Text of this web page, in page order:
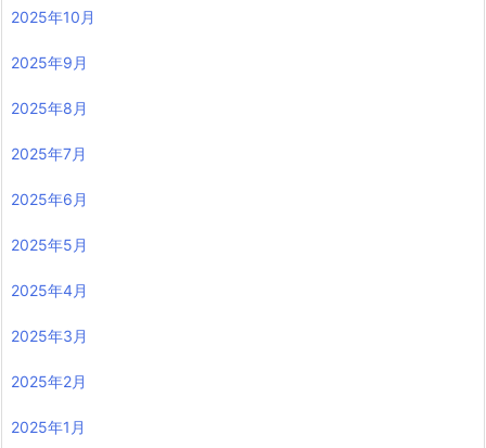
2025年10月
2025年9月
2025年8月
2025年7月
2025年6月
2025年5月
2025年4月
2025年3月
2025年2月
2025年1月